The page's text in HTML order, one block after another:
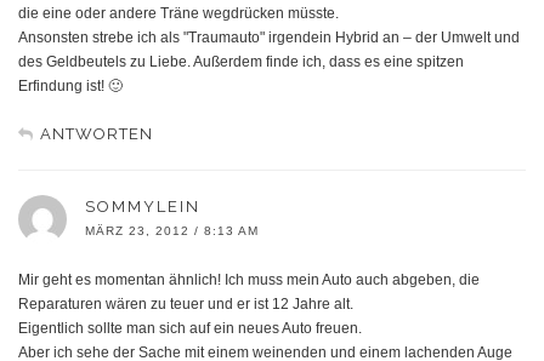
die eine oder andere Träne wegdrücken müsste.
Ansonsten strebe ich als "Traumauto" irgendein Hybrid an – der Umwelt und
des Geldbeutels zu Liebe. Außerdem finde ich, dass es eine spitzen
Erfindung ist! 🙂
ANTWORTEN
SOMMYLEIN
MÄRZ 23, 2012 / 8:13 AM
Mir geht es momentan ähnlich! Ich muss mein Auto auch abgeben, die
Reparaturen wären zu teuer und er ist 12 Jahre alt.
Eigentlich sollte man sich auf ein neues Auto freuen.
Aber ich sehe der Sache mit einem weinenden und einem lachenden Auge